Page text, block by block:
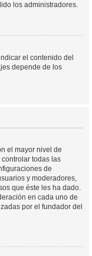
los administradores.
el contenido del
depende de los
el mayor nivel de
todas las
de
y moderadores,
que éste les ha dado.
en cada uno de
por el fundador del